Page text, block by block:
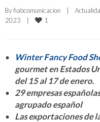
By fiabcomunicacion
2023
1
Winter Fancy Food
gourmet en Estados
del 15 al 17 de enero.
29 empresas
agrupado español
Las exportaciones de